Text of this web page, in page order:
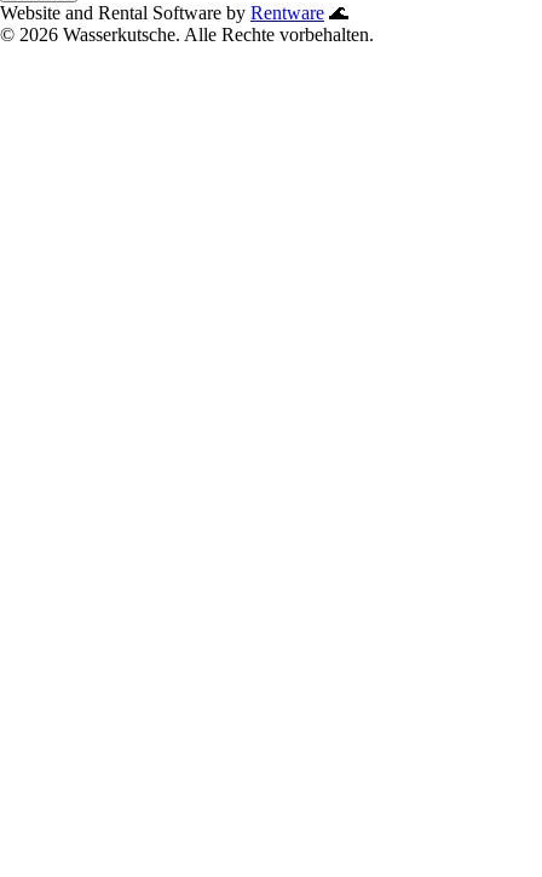
Website and Rental Software by Rentware 🌊
© 2026 Wasserkutsche. Alle Rechte vorbehalten.